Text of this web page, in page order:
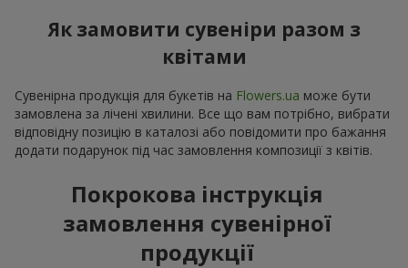
Як замовити сувеніри разом з
квітами
Сувенірна продукція для букетів на Flowers.ua може бути
замовлена за лічені хвилини. Все що вам потрібно, вибрати
відповідну позицію в каталозі або повідомити про бажання
додати подарунок під час замовлення композиції з квітів.
Покрокова інструкція
замовлення сувенірної
продукції